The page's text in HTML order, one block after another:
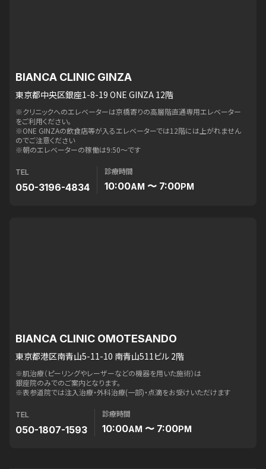
BIANCA CLINIC GINZA
東京都中央区銀座1-8-19 ONE GINZA 12階
※クリニックへのエレベーターは京橋寄りの高層階直通専用エレベーター
をご利用ください。
※ONE GINZAの飲食店等が入るエレベーターでは12階には上がれません
のでご注意ください
※朝のエレベーターの稼働は9:50〜です
TEL
050-3196-4834
診療時間
10:00AM 〜 7:00PM
BIANCA CLINIC OMOTESANDO
東京都港区南青山5-11-10 南青山511ビル 2階
※肌治療（ピーリングやレーザーなどの機器を用いた施術）は
銀座院のみでのご案内となります。
※表参道院では注入治療・外科治療(一部)・点滴をお受けいただけます
TEL
050-1807-1593
診療時間
10:00AM 〜 7:00PM